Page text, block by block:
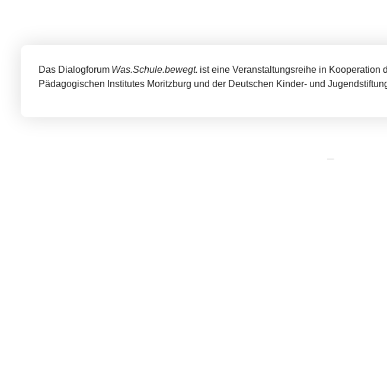
Das Dialogforum Was.Schule.bewegt. ist eine Veranstaltungsreihe in
Pädagogischen Institutes Moritzburg und der Deutschen Kinder- und